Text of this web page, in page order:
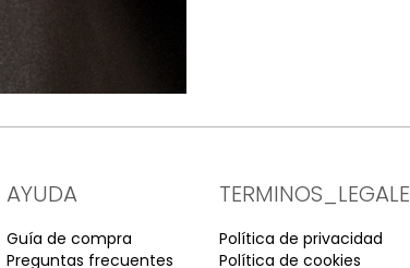
AYUDA
Guía de compra
Preguntas frecuentes
Política de privacidad
Política de cookies